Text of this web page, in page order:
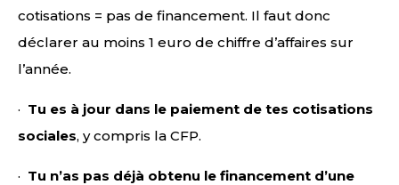
cotisations = pas de financement. Il faut donc
déclarer au moins 1 euro de chiffre d’affaires sur
l’année.
· Tu es à jour dans le paiement de tes cotisations
sociales, y compris la CFP.
· Tu n’as pas déjà obtenu le financement d’une